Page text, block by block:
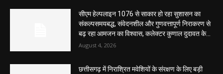
सीएम हेल्पलाइन 1076 से साकार हो रहा सुशासन का
संकल्पसमयबद्ध, संवेदनशील और गुणवत्तापूर्ण निराकरण से
बढ़ रहा आमजन का विश्वास, कलेक्टर कुणाल दुदावत के...
August 4, 2026
छत्तीसगढ़ में निराश्रित मवेशियों के संरक्षण के लिए बड़ी